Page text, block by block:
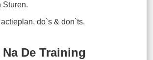
Sturen.
do`s & don`ts.
De Training